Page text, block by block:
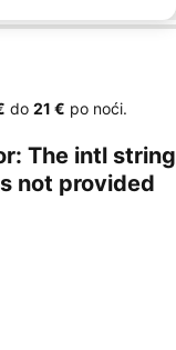
do ‎21 € po noći.
The intl string
not provided